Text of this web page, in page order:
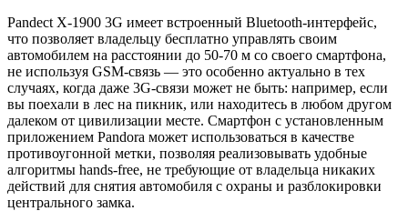
Pandect X-1900 3G имеет встроенный Bluetooth-интерфейс,
что позволяет владельцу бесплатно управлять своим
автомобилем на расстоянии до 50-70 м со своего смартфона,
не используя GSM-связь — это особенно актуально в тех
случаях, когда даже 3G-связи может не быть: например, если
вы поехали в лес на пикник, или находитесь в любом другом
далеком от цивилизации месте. Смартфон с установленным
приложением Pandora может использоваться в качестве
противоугонной метки, позволяя реализовывать удобные
алгоритмы hands-free, не требующие от владельца никаких
действий для снятия автомобиля с охраны и разблокировки
центрального замка.